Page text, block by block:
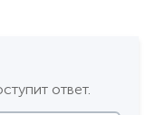
ответ.